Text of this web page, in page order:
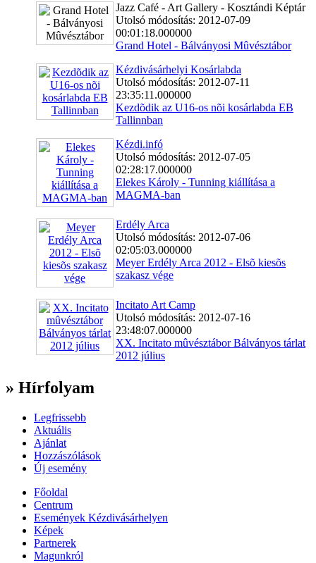
Jazz Café - Art Gallery - Kosztándi Képtár
Utolsó módosítás: 2012-07-09
00:01:18.000000
Grand Hotel - Bálványosi Mûvésztábor
Kézdivásárhelyi Kosárlabda
Utolsó módosítás: 2012-07-11
23:35:11.000000
Kezdõdik az U16-os nõi kosárlabda EB
Tallinnban
Kézdi.infó
Utolsó módosítás: 2012-07-05
02:28:17.000000
Elekes Károly - Tunning kiállítása a
MAGMA-ban
Erdély Arca
Utolsó módosítás: 2012-07-06
02:05:03.000000
Meyer Erdély Arca 2012 - Elsõ kiesõs
szakasz vége
Incitato Art Camp
Utolsó módosítás: 2012-07-16
23:48:07.000000
XX. Incitato mûvésztábor Bálványos tárlat
2012 július
» Hírfolyam
Legfrissebb
Aktuális
Ajánlat
Hozzászólások
Új esemény
Főoldal
Centrum
Események Kézdivásárhelyen
Képek
Partnerek
Magunkról